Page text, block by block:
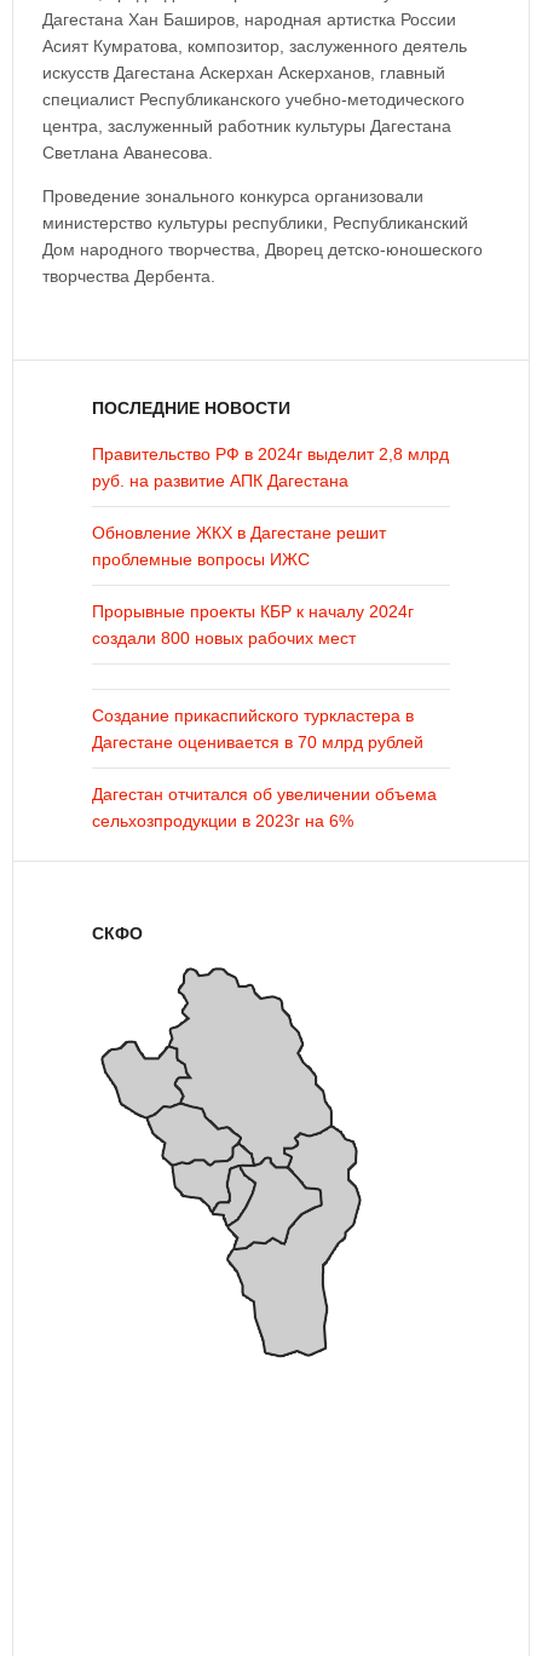
Дагестана Хан Баширов, народная артистка России
Асият Кумратова, композитор, заслуженного деятель
искусств Дагестана Аскерхан Аскерханов, главный
специалист Республиканского учебно-методического
центра, заслуженный работник культуры Дагестана
Светлана Аванесова.
Проведение зонального конкурса организовали
министерство культуры республики, Республиканский
Дом народного творчества, Дворец детско-юношеского
творчества Дербента.
ПОСЛЕДНИЕ НОВОСТИ
Правительство РФ в 2024г выделит 2,8 млрд
руб. на развитие АПК Дагестана
Обновление ЖКХ в Дагестане решит
проблемные вопросы ИЖС
Прорывные проекты КБР к началу 2024г
создали 800 новых рабочих мест
Создание прикаспийского туркластера в
Дагестане оценивается в 70 млрд рублей
Дагестан отчитался об увеличении объема
сельхозпродукции в 2023г на 6%
СКФО